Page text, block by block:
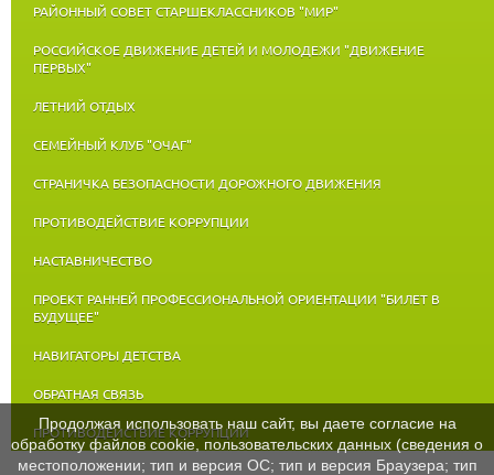
РАЙОННЫЙ СОВЕТ СТАРШЕКЛАССНИКОВ "МИР"
РОССИЙСКОЕ ДВИЖЕНИЕ ДЕТЕЙ И МОЛОДЕЖИ "ДВИЖЕНИЕ
ПЕРВЫХ"
ЛЕТНИЙ ОТДЫХ
СЕМЕЙНЫЙ КЛУБ "ОЧАГ"
СТРАНИЧКА БЕЗОПАСНОСТИ ДОРОЖНОГО ДВИЖЕНИЯ
ПРОТИВОДЕЙСТВИЕ КОРРУПЦИИ
НАСТАВНИЧЕСТВО
ПРОЕКТ РАННЕЙ ПРОФЕССИОНАЛЬНОЙ ОРИЕНТАЦИИ "БИЛЕТ В
БУДУЩЕЕ"
НАВИГАТОРЫ ДЕТСТВА
ОБРАТНАЯ СВЯЗЬ
ПРОТИВОДЕЙСТВИЕ КОРРУПЦИИ
Продолжая использовать наш сайт, вы даете согласие на
обработку файлов cookie, пользовательских данных (сведения о
местоположении; тип и версия ОС; тип и версия Браузера; тип